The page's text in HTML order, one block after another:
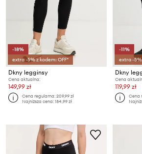
-18%
extra -5% z kodem: OFF*
Dkny legginsy
Cena aktualna:
149,99 zł
Cena regularna:209,99 zł
Najniższa cena:184,99 zł
-11%
extra -5%
Dkny
Cena
119,99 zł
Cena